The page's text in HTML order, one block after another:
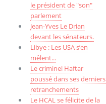
le président de "son"
parlement
Jean-Yves Le Drian
devant les sénateurs.
Libye : Les USA s’en
mêlent...
Le criminel Haftar
poussé dans ses derniers
retranchements
Le HCAL se félicite de la